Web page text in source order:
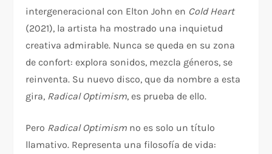
intergeneracional con Elton John en Cold Heart
(2021), la artista ha mostrado una inquietud
creativa admirable. Nunca se queda en su zona
de confort: explora sonidos, mezcla géneros, se
reinventa. Su nuevo disco, que da nombre a esta
gira, Radical Optimism, es prueba de ello.
Pero Radical Optimism no es solo un título
llamativo. Representa una filosofía de vida: